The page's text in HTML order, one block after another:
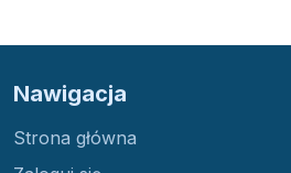
Nawigacja
Strona główna